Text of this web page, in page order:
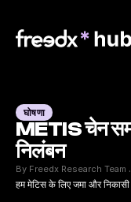
घोषणा
METIS चेन
निलंबन
By Freedx Research Team ·
हम मेटिस के लिए जमा और